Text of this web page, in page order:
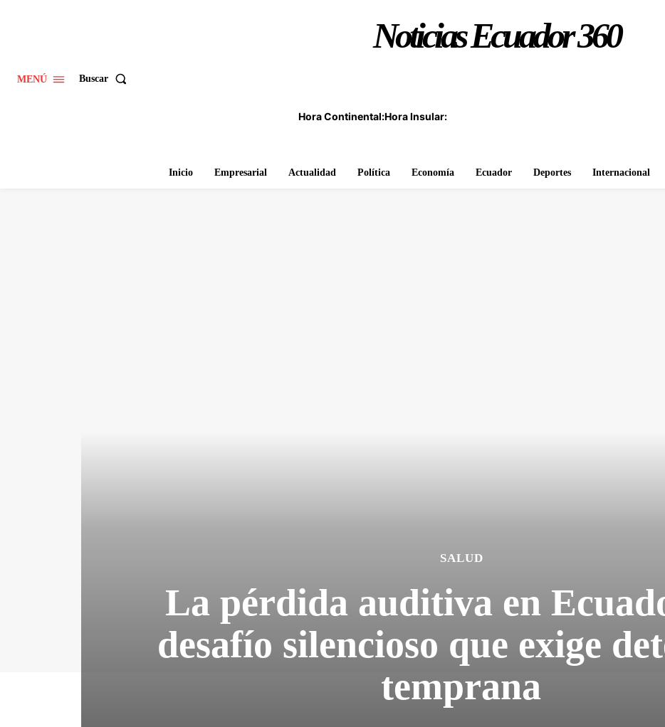
MENÚ Buscar
Noticias Ecuador 360
Hora Continental:Hora Insular:
Inicio Empresarial Actualidad Política Economía Ecuador Deportes Internacional
SALUD
La pérdida auditiva en
desafío silencioso que exige
temprana